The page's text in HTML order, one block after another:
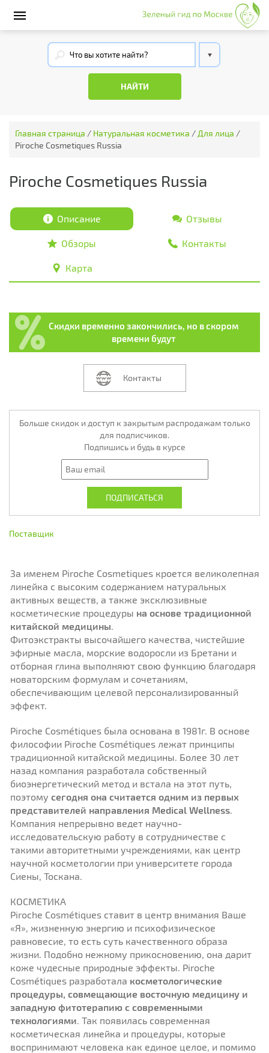
Главная страница / Натуральная косметика / Для лица /
Piroche Cosmetiques Russia
Piroche Cosmetiques Russia
Описание Отзывы
Обзоры Контакты
Карта
Скидки временно закончились, но в скором
времени будут
Контакты
Больше скидок и доступ к закрытым распродажам только
для подписчиков.
Подпишись и будь в курсе
Поставщик
За именем Piroche Cosmetiques кроется великолепная
линейка с высоким содержанием натуральных
активных веществ, а также эксклюзивные
косметические процедуры на основе традиционной
китайской медицины.
Фитоэкстракты высочайшего качества, чистейшие
эфирные масла, морские водоросли из Бретани и
отборная глина выполняют свою функцию благодаря
новаторским формулам и сочетаниям,
обеспечивающим целевой персонализированный
эффект.
Piroche Cosmétiques была основана в 1981г. В основе
философии Piroche Cosmétiques лежат принципы
традиционной китайской медицины. Более 30 лет
назад компания разработала собственный
биоэнергетический метод и встала на этот путь,
поэтому сегодня она считается одним из первых
представителей направления Medical Wellness.
Компания непрерывно ведет научно-
исследовательскую работу в сотрудничестве с
такими авторитетными учреждениями, как центр
научной косметологии при университете города
Сиены, Тоскана.
КОСМЕТИКА
Piroche Cosmétiques ставит в центр внимания Ваше
«Я», жизненную энергию и психофизическое
равновесие, то есть суть качественного образа
жизни. Подобно нежному прикосновению, она дарит
коже чудесные природные эффекты. Piroche
Cosmétiques разработала косметологические
процедуры, совмещающие восточную медицину и
западную фитотерапию с современными
технологиями. Так появилась современная
косметическая линейка и процедуры, которые
воспринимают человека как единое целое, и помимо